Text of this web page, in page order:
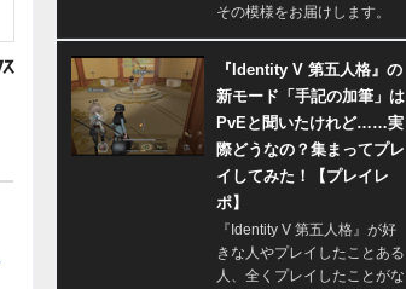
その模様をお届けします。
『Identity V 第五人格』の
新モード「手記の加筆」は
PvEと聞いたけれど……実
際どうなの？集まってプレ
イしてみた！【プレイレ
ポ】
『Identity V 第五人格』が好
きな人やプレイしたことある
人、全くプレイしたことがな